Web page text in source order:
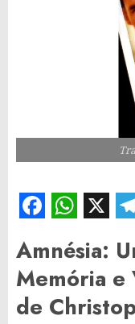
Facebook
X
Amnésia:
Memória e
de